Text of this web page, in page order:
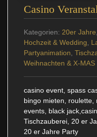
Casino
Kategorien: 20er Jahre
Hochzeit & Wedding
Partyanimation
Weihnachten & X-MAS
casino event, spass
bingo mieten,
events, black
Tischzauberei, 20 er
20 er Jahre Party